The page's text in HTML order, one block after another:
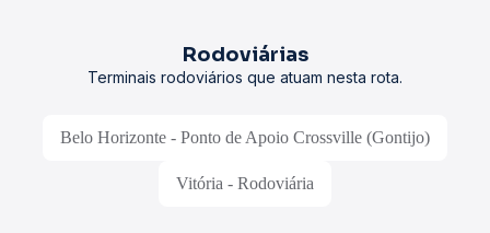
Rodoviárias
Terminais rodoviários que atuam nesta rota.
Belo Horizonte - Ponto de Apoio Crossville (Gontijo)
Vitória - Rodoviária